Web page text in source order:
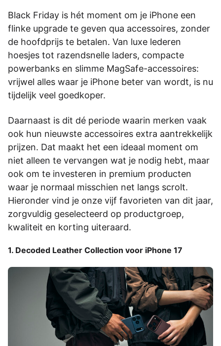
Black Friday is hét moment om je iPhone een
flinke upgrade te geven qua accessoires, zonder
de hoofdprijs te betalen. Van luxe lederen
hoesjes tot razendsnelle laders, compacte
powerbanks en slimme MagSafe-accessoires:
vrijwel alles waar je iPhone beter van wordt, is nu
tijdelijk veel goedkoper.
Daarnaast is dit dé periode waarin merken vaak
ook hun nieuwste accessoires extra aantrekkelijk
prijzen. Dat maakt het een ideaal moment om
niet alleen te vervangen wat je nodig hebt, maar
ook om te investeren in premium producten
waar je normaal misschien net langs scrolt.
Hieronder vind je onze vijf favorieten van dit jaar,
zorgvuldig geselecteerd op productgroep,
kwaliteit en korting uiteraard.
1. Decoded Leather Collection voor iPhone 17